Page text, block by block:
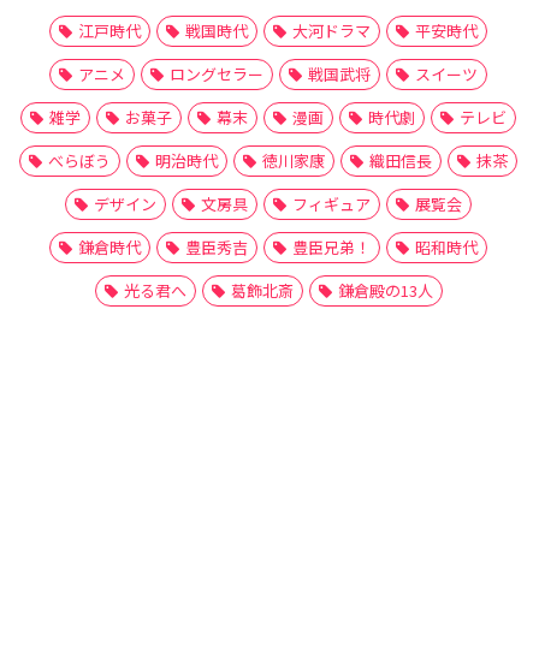
江戸時代 戦国時代 大河ドラマ
平安時代
アニメ
ロングセラー 戦国武将
スイーツ
雑学
お菓子 幕末 漫画 時代劇
テレビ
べらぼう
明治時代 徳川家康 織田信長
抹茶
デザイン
文房具 フィギュア
展覧会
鎌倉時代
豊臣秀吉 豊臣兄弟！
昭和時代
光る君へ
葛飾北斎 鎌倉殿の13人